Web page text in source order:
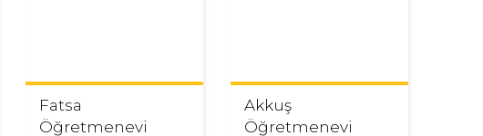
Fatsa
Öğretmenevi
Akkuş
Öğretmenevi